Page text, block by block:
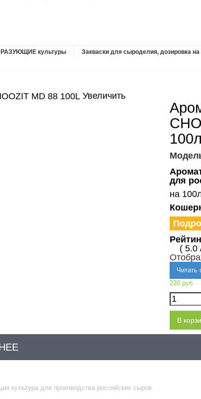
культуры Закваски для сыроделия, дозировка
Увеличить
для
на
( 5.0
Читать
220 руб
В
культура для производства российских сыров.